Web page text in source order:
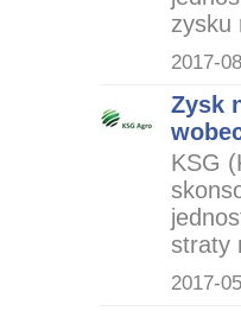
zysku
2017-
Zysk
KSG
straty
2017-